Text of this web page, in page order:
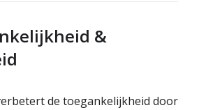
&
de toegankelijkheid door